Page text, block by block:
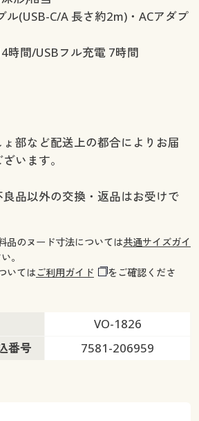
(USB-C/A 長さ約2m)・ACアダプ
間/USBフル充電 7時間
部など配送上の都合によりお届
います。
品以外の交換・返品はお受けで
品のヌード寸法については共通サイズガイ
。
いてはご利用ガイド
をご確認くださ
VO-1826
番号
7581-206959